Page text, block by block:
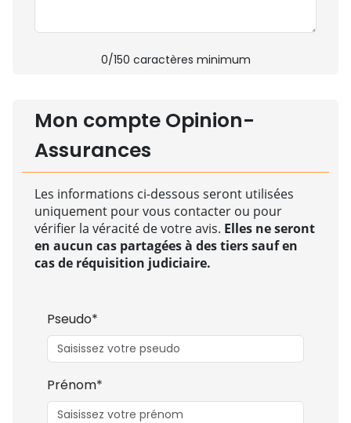
0/150 caractères minimum
Mon compte Opinion-
Assurances
Les informations ci-dessous seront utilisées
uniquement pour vous contacter ou pour
vérifier la véracité de votre avis. Elles ne seront
en aucun cas partagées à des tiers sauf en
cas de réquisition judiciaire.
Pseudo*
Prénom*